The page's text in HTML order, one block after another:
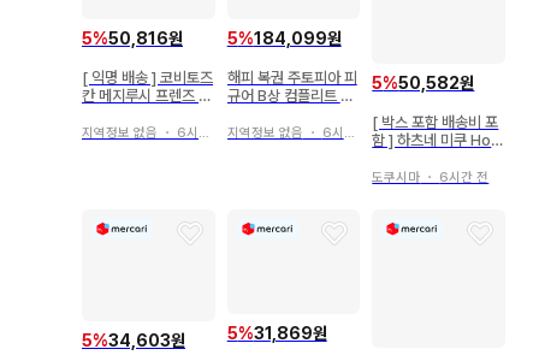
5%50,816원
[ 익명 배송 ] 코비토즈
칸 메지루시 프렌즈 2
프
지역정보 없음 ・ 6시간 전
5%184,099원
해피 복권 주토피아 피
규어 B상 컴플리트 세
지역정보 없음 ・ 6시간 전
5%50,582원
[ 박스 포함 배송비 포
함 ] 하츠네 미쿠 Holi
규어
도쿠시마 ・ 6시간 전
5%34,603원 5%31,869원